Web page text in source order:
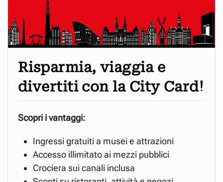
Risparmia, viaggia e
divertiti con la City Card!
Scopri i vantaggi:
Ingressi gratuiti a musei e attrazioni
Accesso illimitato ai mezzi pubblici
Crociera sui canali inclusa